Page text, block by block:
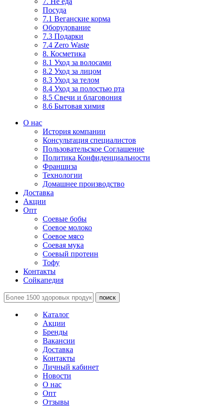
Посуда
7.1 Веганские корма
Оборудование
7.3 Подарки
7.4 Zero Waste
8. Косметика
8.1 Уход за волосами
8.2 Уход за лицом
8.3 Уход за телом
8.4 Уход за полостью рта
8.5 Свечи и благовония
8.6 Бытовая химия
О нас
История компании
Консультация специалистов
Пользовательское Соглашение
Политика Конфиденциальности
Франшиза
Технологии
Домашнее производство
Доставка
Акции
Опт
Соевые бобы
Соевое молоко
Соевое мясо
Соевая мука
Соевый протеин
Тофу
Контакты
Сойкапедия
поиск
Каталог
Акции
Бренды
Вакансии
Доставка
Контакты
Личный кабинет
Новости
О нас
Опт
Отзывы